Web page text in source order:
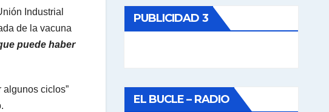
Industrial
de la vacuna
puede haber
ciclos”
PUBLICIDAD 3
EL BUCLE – RADIO